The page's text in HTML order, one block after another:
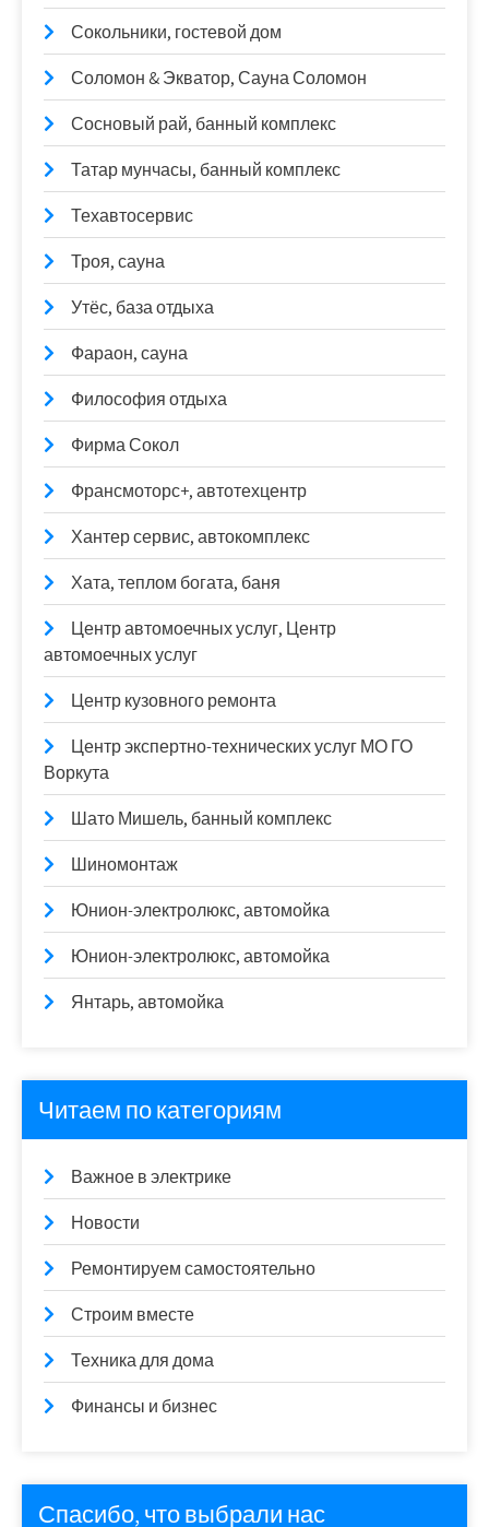
Сокольники, гостевой дом
Соломон & Экватор, Сауна Соломон
Сосновый рай, банный комплекс
Татар мунчасы, банный комплекс
Техавтосервис
Троя, сауна
Утёс, база отдыха
Фараон, сауна
Философия отдыха
Фирма Сокол
Франсмоторс+, автотехцентр
Хантер сервис, автокомплекс
Хата, теплом богата, баня
Центр автомоечных услуг, Центр
автомоечных услуг
Центр кузовного ремонта
Центр экспертно-технических услуг МО ГО
Воркута
Шато Мишель, банный комплекс
Шиномонтаж
Юнион-электролюкс, автомойка
Юнион-электролюкс, автомойка
Янтарь, автомойка
Читаем по категориям
Важное в электрике
Новости
Ремонтируем самостоятельно
Строим вместе
Техника для дома
Финансы и бизнес
Спасибо, что выбрали нас